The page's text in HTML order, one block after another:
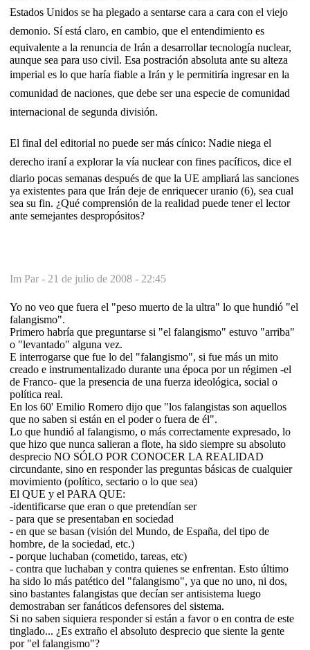
Estados Unidos se ha plegado a sentarse cara a cara con el viejo
demonio. Sí está claro, en cambio, que el entendimiento es
equivalente a la renuncia de Irán a desarrollar tecnología nuclear,
aunque sea para uso civil. Esa postración absoluta ante su alteza
imperial es lo que haría fiable a Irán y le permitiría ingresar en la
comunidad de naciones, que debe ser una especie de comunidad
internacional de segunda división.
El final del editorial no puede ser más cínico: Nadie niega el
derecho iraní a explorar la vía nuclear con fines pacíficos, dice el
diario pocas semanas después de que la UE ampliará las sanciones
ya existentes para que Irán deje de enriquecer uranio (6), sea cual
sea su fin. ¿Qué comprensión de la realidad puede tener el lector
ante semejantes despropósitos?
Im Par - 21 de julio de 2008 - 22:45
Yo no veo que fuera el "peso muerto de la ultra" lo que hundió "el
falangismo".
Primero habría que preguntarse si "el falangismo" estuvo "arriba"
o "levantado" alguna vez.
E interrogarse que fue lo del "falangismo", si fue más un mito
creado e instrumentalizado durante una época por un régimen -el
de Franco- que la presencia de una fuerza ideológica, social o
política real.
En los 60' Emilio Romero dijo que "los falangistas son aquellos
que no saben si están en el poder o fuera de él".
Lo que hundió al falangismo, o más correctamente expresado, lo
que hizo que nunca salieran a flote, ha sido siempre su absoluto
desprecio NO SÓLO POR CONOCER LA REALIDAD
circundante, sino en responder las preguntas básicas de cualquier
movimiento (político, sectario o lo que sea)
El QUE y el PARA QUE:
-identificarse que eran o que pretendían ser
- para que se presentaban en sociedad
- en que se basan (visión del Mundo, de España, del tipo de
hombre, de la sociedad, etc.)
- porque luchaban (cometido, tareas, etc)
- contra que luchaban y contra quienes se enfrentan. Esto último
ha sido lo más patético del "falangismo", ya que no uno, ni dos,
sino bastantes falangistas que decían ser antisistema luego
demostraban ser fanáticos defensores del sistema.
Si no saben siquiera responder si están a favor o en contra de este
tinglado... ¿Es extraño el absoluto desprecio que siente la gente
por "el falangismo"?